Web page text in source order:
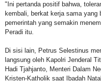
"Ini pertanda positif bahwa,
kembali, berkat kerja sama yang
pemerintah yang semakin
Peradi itu.
Di sisi lain, Petrus Selestinus
langsung oleh Kapolri Jenderal
Hadi Tjahjanto, Menteri Dalam
Kristen-Katholik saat Ibadah